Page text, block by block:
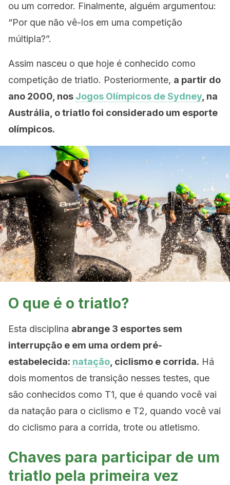
ou um corredor. Finalmente, alguém argumentou:
“Por que não vê-los em uma competição
múltipla?”.
Assim nasceu o que hoje é conhecido como
competição de triatlo. Posteriormente, a partir do
ano 2000, nos Jogos Olímpicos de Sydney, na
Austrália, o triatlo foi considerado um esporte
olímpicos.
O que é o triatlo?
Esta disciplina abrange 3 esportes sem
interrupção e em uma ordem pré-
estabelecida: natação , ciclismo e corrida. Há
dois momentos de transição nesses testes, que
são conhecidos como T1, que é quando você vai
da natação para o ciclismo e T2, quando você vai
do ciclismo para a corrida, trote ou atletismo.
Chaves para participar de um
triatlo pela primeira vez